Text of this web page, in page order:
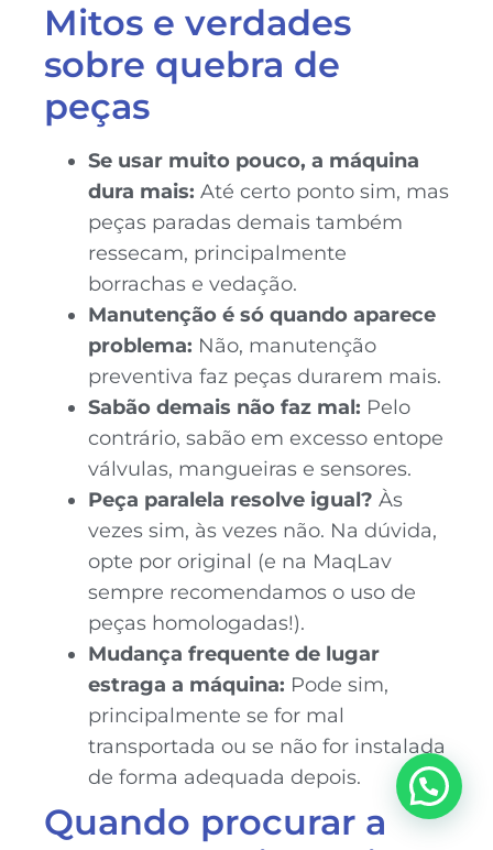
Mitos e verdades
sobre quebra de
peças
Se usar muito pouco, a máquina
dura mais: Até certo ponto sim, mas
peças paradas demais também
ressecam, principalmente
borrachas e vedação.
Manutenção é só quando aparece
problema: Não, manutenção
preventiva faz peças durarem mais.
Sabão demais não faz mal: Pelo
contrário, sabão em excesso entope
válvulas, mangueiras e sensores.
Peça paralela resolve igual? Às
vezes sim, às vezes não. Na dúvida,
opte por original (e na MaqLav
sempre recomendamos o uso de
peças homologadas!).
Mudança frequente de lugar
estraga a máquina: Pode sim,
principalmente se for mal
transportada ou se não for instalada
de forma adequada depois.
Quando procurar a